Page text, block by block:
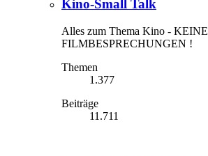
Kino-Small Talk
Alles zum Thema Kino - KEINE
FILMBESPRECHUNGEN !
Themen
1.377
Beiträge
11.711